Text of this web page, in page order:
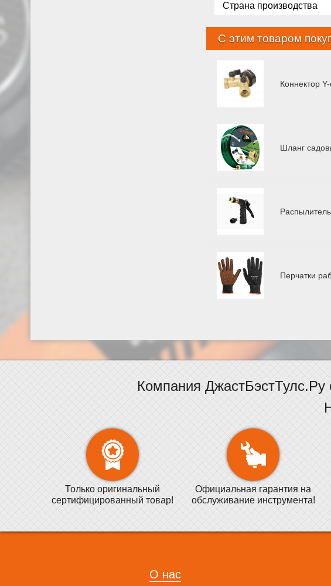
Страна производства
С этим товаром
Коннектор
Шланг
Перчатки
Компания
Только оригинальный
сертифицированный товар!
Официальная гарантия на
обслуживание инструмента!
О нас